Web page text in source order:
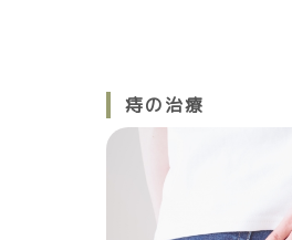
痔の治療